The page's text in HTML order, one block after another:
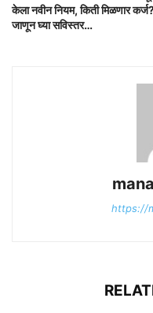
केला नवीन नियम, किती मिळणार
जाणून घ्या सविस्तर…
https://